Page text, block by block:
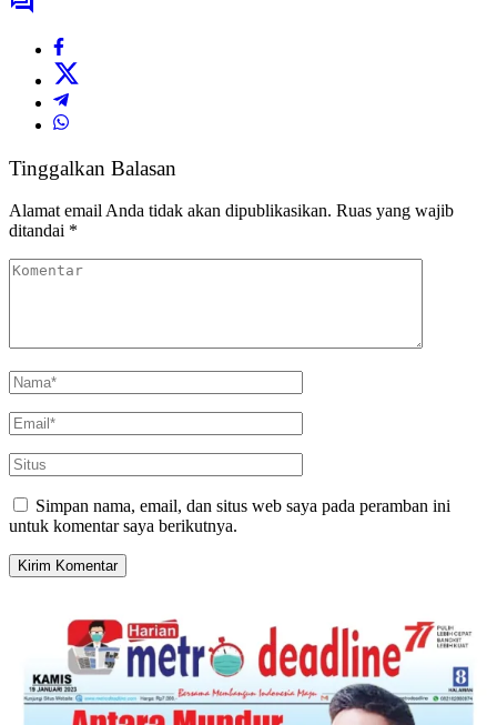
Tinggalkan Balasan
Alamat email Anda tidak akan dipublikasikan. Ruas yang wajib
ditandai *
Simpan nama, email, dan situs web saya pada peramban ini
untuk komentar saya berikutnya.